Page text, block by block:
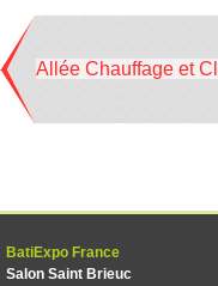
Allée Chauffage et
BatiExpo France
Salon Saint Brieuc